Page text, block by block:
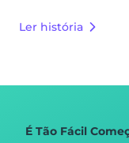
Ler história
É Tão Fácil